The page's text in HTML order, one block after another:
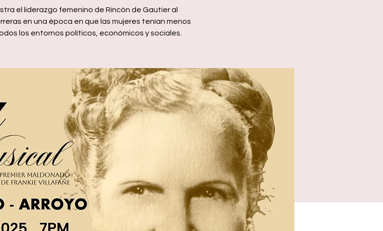
el liderazgo femenino de Rincón de Gautier al
en una época en que las mujeres tenían menos
los entornos políticos, económicos y sociales.